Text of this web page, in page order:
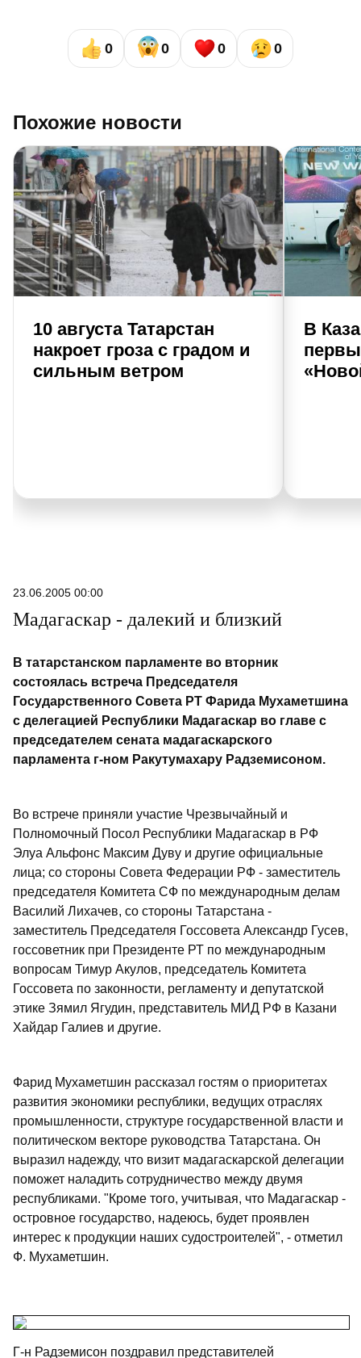
0 0 0 0
Похожие новости
10 августа Татарстан
накроет гроза с градом и
сильным ветром
В
23.06.2005 00:00
Мадагаскар - далекий и близкий
В татарстанском парламенте во вторник
состоялась встреча Председателя
Государственного Совета РТ Фарида Мухаметшина
с делегацией Республики Мадагаскар во главе с
председателем сената мадагаскарского
парламента г-ном Ракутумахару Радземисоном.
Во встрече приняли участие Чрезвычайный и
Полномочный Посол Республики Мадагаскар в РФ
Элуа Альфонс Максим Дуву и другие официальные
лица; со стороны Совета Федерации РФ - заместитель
председателя Комитета СФ по международным делам
Василий Лихачев, со стороны Татарстана -
заместитель Председателя Госсовета Александр Гусев,
госсоветник при Президенте РТ по международным
вопросам Тимур Акулов, председатель Комитета
Госсовета по законности, регламенту и депутатской
этике Зямил Ягудин, представитель МИД РФ в Казани
Хайдар Галиев и другие.
Фарид Мухаметшин рассказал гостям о приоритетах
развития экономики республики, ведущих отраслях
промышленности, структуре государственной власти и
политическом векторе руководства Татарстана. Он
выразил надежду, что визит мадагаскарской делегации
поможет наладить сотрудничество между двумя
республиками. "Кроме того, учитывая, что Мадагаскар -
островное государство, надеюсь, будет проявлен
интерес к продукции наших судостроителей", - отметил
Ф. Мухаметшин.
Г-н Радземисон поздравил представителей